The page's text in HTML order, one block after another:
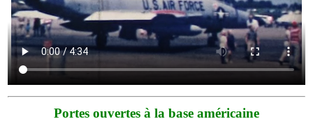
Portes ouvertes à la base américaine